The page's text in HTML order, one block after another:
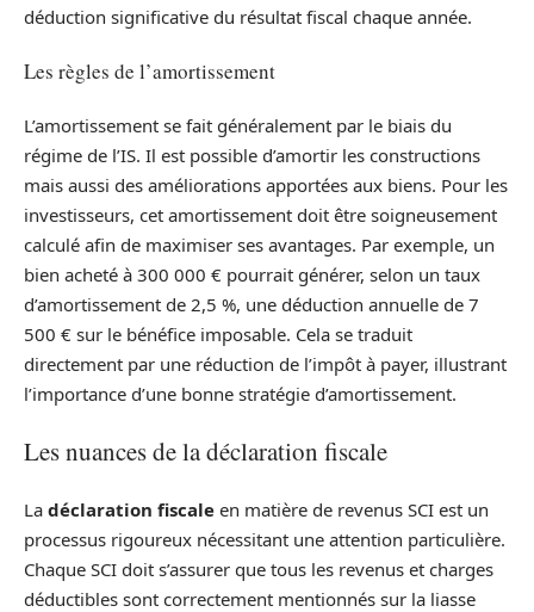
déduction significative du résultat fiscal chaque année.
Les règles de l’amortissement
L’amortissement se fait généralement par le biais du
régime de l’IS. Il est possible d’amortir les constructions
mais aussi des améliorations apportées aux biens. Pour les
investisseurs, cet amortissement doit être soigneusement
calculé afin de maximiser ses avantages. Par exemple, un
bien acheté à 300 000 € pourrait générer, selon un taux
d’amortissement de 2,5 %, une déduction annuelle de 7
500 € sur le bénéfice imposable. Cela se traduit
directement par une réduction de l’impôt à payer, illustrant
l’importance d’une bonne stratégie d’amortissement.
Les nuances de la déclaration fiscale
La déclaration fiscale en matière de revenus SCI est un
processus rigoureux nécessitant une attention particulière.
Chaque SCI doit s’assurer que tous les revenus et charges
déductibles sont correctement mentionnés sur la liasse